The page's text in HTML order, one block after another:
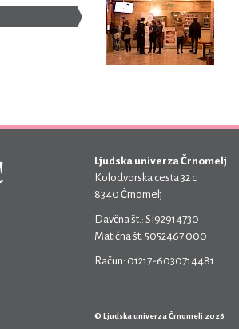
Ljudska univerza Črnomelj
Kolodvorska cesta 32 c
8340 Črnomelj
Davčna št.: SI92914730
Matična št: 5052467 000
Račun: 01217-6030714481
© Ljudska univerza Črnomelj 2026